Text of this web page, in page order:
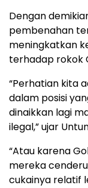
Dengan
pembenahan
meningkatkan
terhadap rokok
“Perhatian kita
dalam posisi
dinaikkan lagi
ilegal,” ujar
“Atau karena
mereka
cukainya relatif